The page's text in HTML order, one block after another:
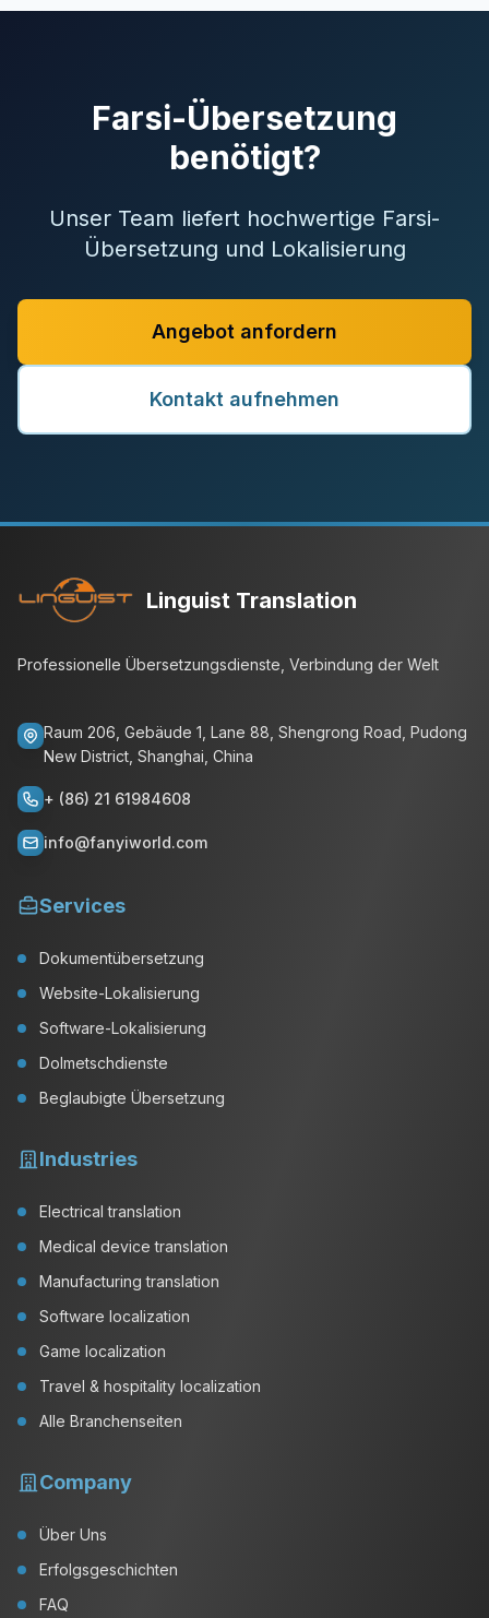
Farsi-Übersetzung
benötigt?
Unser Team liefert hochwertige Farsi-
Übersetzung und Lokalisierung
Angebot anfordern
Kontakt aufnehmen
Linguist Translation
Professionelle Übersetzungsdienste, Verbindung der Welt
Raum 206, Gebäude 1, Lane 88, Shengrong Road, Pudong
New District, Shanghai, China
+ (86) 21 61984608
info@fanyiworld.com
Services
Dokumentübersetzung
Website-Lokalisierung
Software-Lokalisierung
Dolmetschdienste
Beglaubigte Übersetzung
Industries
Electrical translation
Medical device translation
Manufacturing translation
Software localization
Game localization
Travel & hospitality localization
Alle Branchenseiten
Company
Über Uns
Erfolgsgeschichten
FAQ